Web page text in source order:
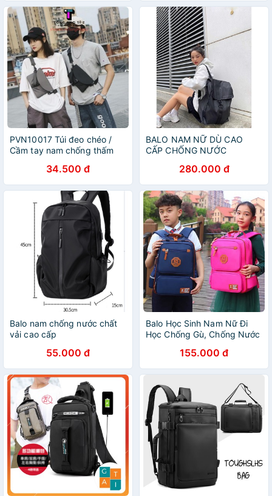
PVN10017 Túi đeo chéo /
Cầm tay nam chống thấm
34.500 đ
BALO NAM NỮ DÙ CAO
CẤP CHỐNG NƯỚC
280.000 đ
Balo nam chống nước chất
vải cao cấp
55.000 đ
Balo Học Sinh Nam Nữ Đi
Học Chống Gù, Chống Nước
155.000 đ